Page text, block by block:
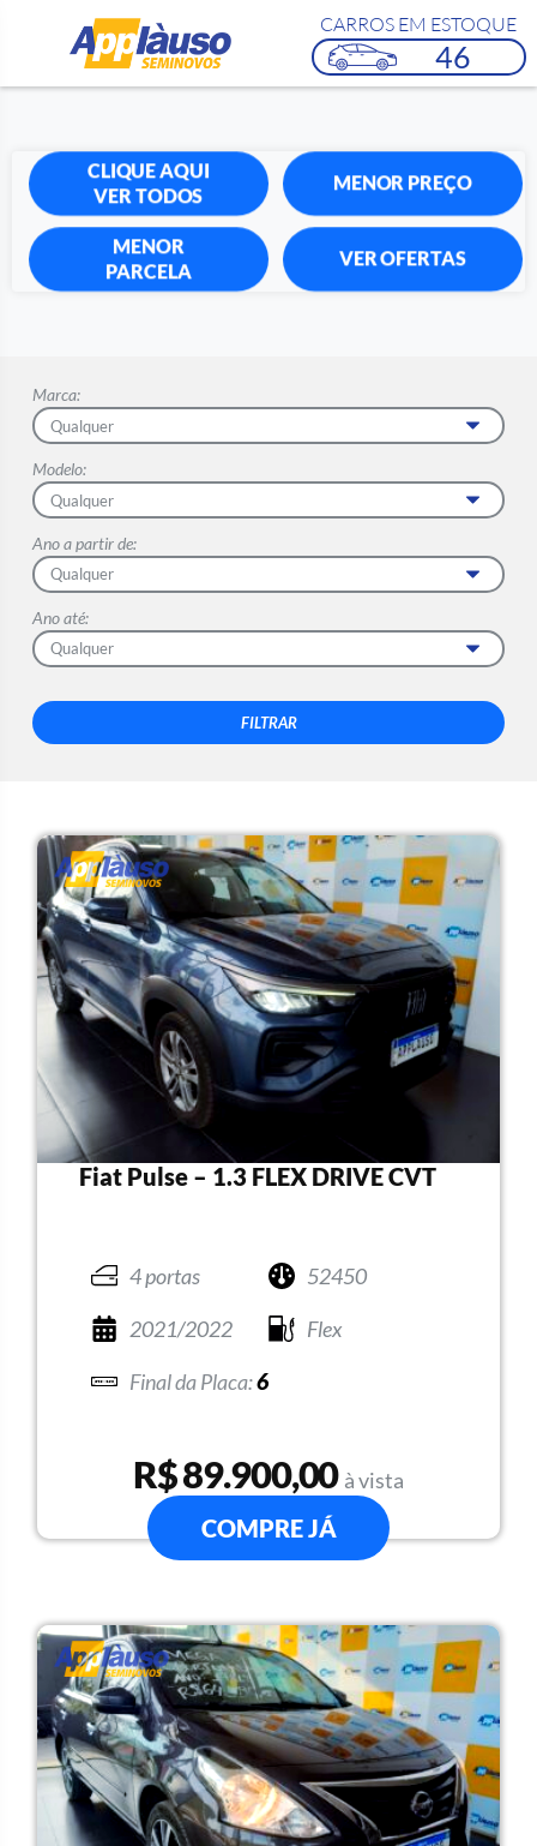
CARROS EM ESTOQUE
46
CLIQUE AQUI
VER TODOS
MENOR PREÇO
MENOR
PARCELA
VER OFERTAS
Marca:
Modelo:
Ano a partir de:
Ano até:
Fiat Pulse – 1.3 FLEX DRIVE CVT
4 portas
52450
2021/2022
Flex
6
R$ 89.900,00 à vista
COMPRE JÁ